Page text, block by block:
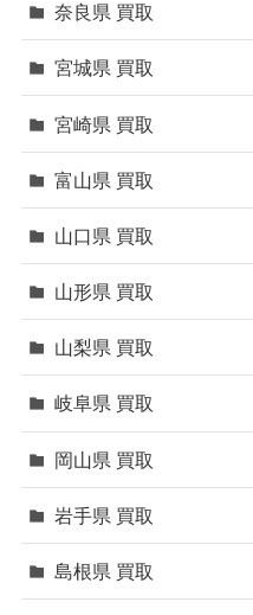
奈良県 買取
宮城県 買取
宮崎県 買取
富山県 買取
山口県 買取
山形県 買取
山梨県 買取
岐阜県 買取
岡山県 買取
岩手県 買取
島根県 買取